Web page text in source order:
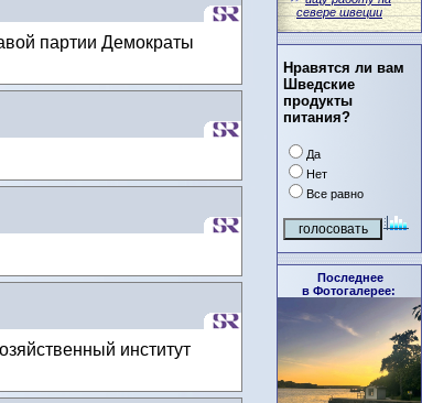
севере швеции
Нравятся ли вам
Шведские
продукты
питания?
Да
Нет
Все равно
Последнее
в Фотогалерее:
партии Демократы
институт